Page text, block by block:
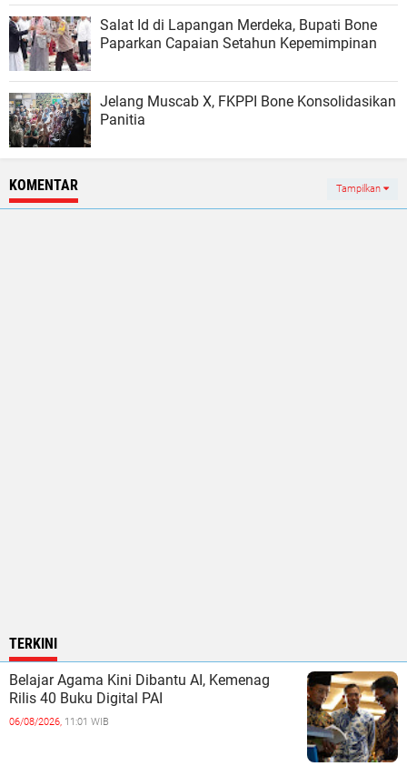
Salat Id di Lapangan Merdeka, Bupati Bone
Paparkan Capaian Setahun Kepemimpinan
Jelang Muscab X, FKPPI Bone Konsolidasikan
Panitia
KOMENTAR Tampilkan
TERKINI
Belajar Agama Kini Dibantu AI, Kemenag
Rilis 40 Buku Digital PAI
06/08/2026, 11:01 WIB